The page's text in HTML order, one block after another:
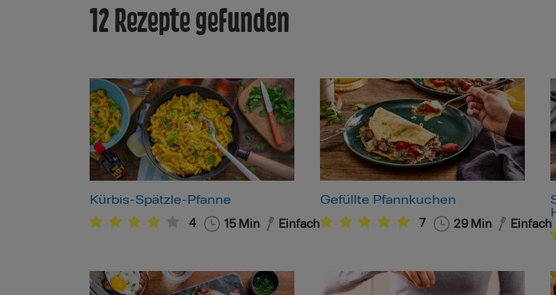
12 Rezepte gefunden
Kürbis-Spätzle-Pfanne
4 15 Min Einfach
Gefüllte Pfannkuchen
7 29 Min Einfach